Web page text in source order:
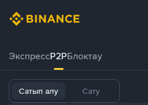
ЭкспрессP2PБлоктау
Сатып алу Сату